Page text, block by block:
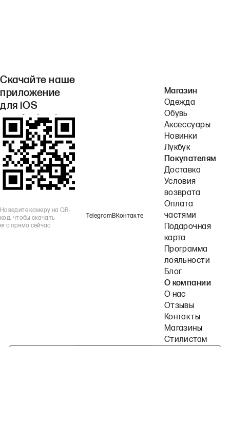
Скачайте наше
приложение
для iOS
или Android.
Наведите камеру на QR-
код, чтобы скачать
его прямо сейчас
TelegramВКонтакте
Магазин
Одежда
Обувь
Аксессуары
Новинки
Лукбук
Покупателям
Доставка
Условия
возврата
Оплата
частями
Подарочная
карта
Программа
лояльности
Блог
О компании
О нас
Отзывы
Контакты
Магазины
Стилистам